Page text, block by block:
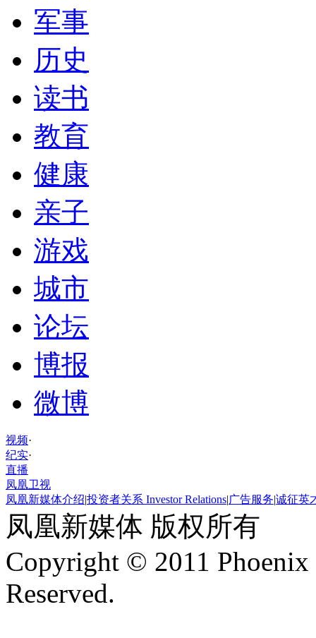
军事
历史
读书
教育
健康
亲子
游戏
城市
论坛
博报
微博
视频·
纪实·
直播
凤凰卫视
凤凰新媒体介绍|投资者关系 Investor Relations|广告服务|诚征英
凤凰新媒体 版权所有
Copyright © 2011
Reserved.